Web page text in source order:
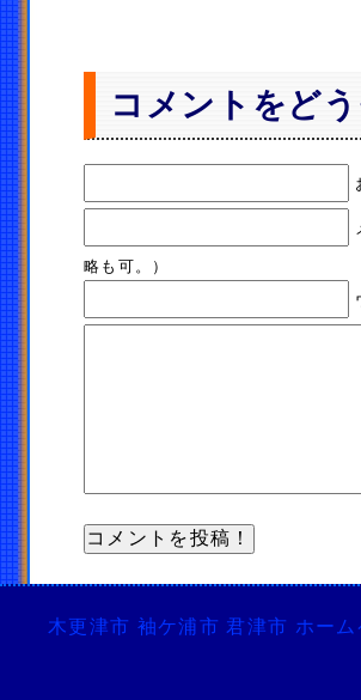
コメントをどう
略も可。）
木更津市 袖ケ浦市 君津市 ホー